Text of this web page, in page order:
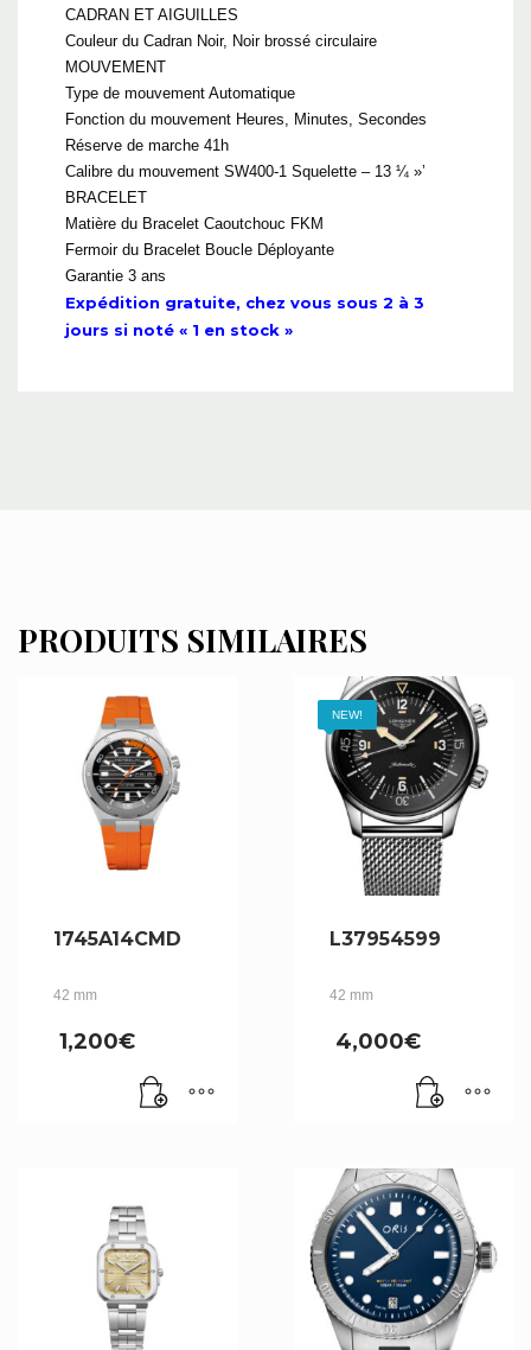
CADRAN ET AIGUILLES
Couleur du Cadran Noir, Noir brossé circulaire
MOUVEMENT
Type de mouvement Automatique
Fonction du mouvement Heures, Minutes, Secondes
Réserve de marche 41h
Calibre du mouvement SW400-1 Squelette – 13 ¼ »’
BRACELET
Matière du Bracelet Caoutchouc FKM
Fermoir du Bracelet Boucle Déployante
Garantie 3 ans
Expédition gratuite, chez vous sous 2 à 3
jours si noté « 1 en stock »
PRODUITS SIMILAIRES
1745A14CMD
42 mm
1,200€
NEW!
L37954599
42 mm
4,000€